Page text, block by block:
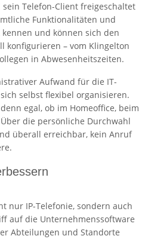
Telefon-Client freigeschaltet
Funktionalitäten und
und können sich den
konfigurieren – vom Klingelton
in Abwesenheitszeiten.
Aufwand für die IT-
selbst flexibel organisieren.
egal, ob im Homeoffice, beim
die persönliche Durchwahl
überall erreichbar, kein Anruf
nur IP-Telefonie, sondern auch
auf die Unternehmenssoftware
Abteilungen und Standorte